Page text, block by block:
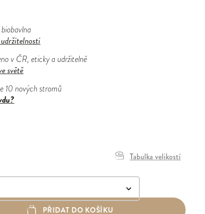
v ČR, eticky a udržitelně
světě
10 nových stromů
Tabulka velikostí
PŘIDAT DO KOŠÍKU